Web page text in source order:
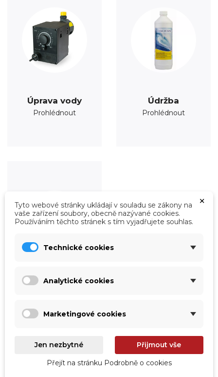
Úprava vody
Prohlédnout
Údržba
Prohlédnout
Roboty
×
Tyto webové stránky ukládají v souladu se zákony na
vaše zařízení soubory, obecně nazývané cookies.
Používáním těchto stránek s tím vyjadřujete souhlas.
Technické cookies
Analytické cookies
Marketingové cookies
Jen nezbytné Přijmout vše
Přejít na stránku Podrobně o cookies